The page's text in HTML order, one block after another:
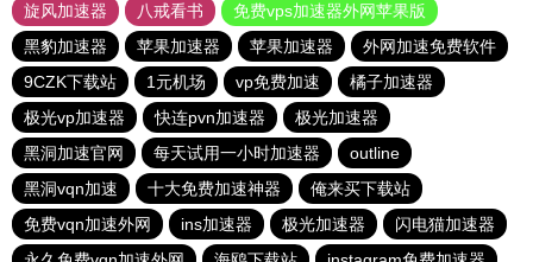
旋风加速器
八戒看书
免费vps加速器外网苹果版
黑豹加速器
苹果加速器 苹果加速器
外网加速免费软件
9CZK下载站
1元机场 vp免费加速
橘子加速器
极光vp加速器
快连pvn加速器
极光加速器
黑洞加速官网
每天试用一小时加速器
outline
黑洞vqn加速
十大免费加速神器
俺来买下载站
免费vqn加速外网
ins加速器 极光加速器
闪电猫加速器